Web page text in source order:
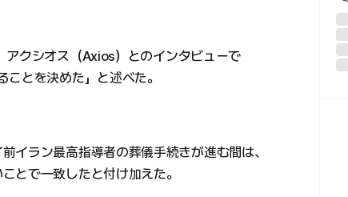
アクシオス（Axios）とのインタビューで
ことを決めた」と述べた。
イラン最高指導者の葬儀手続きが進む間は、
とで一致したと付け加えた。